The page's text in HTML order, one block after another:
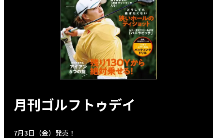
月刊ゴルフトゥデイ
7月3日（金）発売！